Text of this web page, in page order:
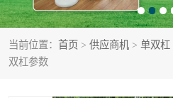
当前位置： 首页 > 供应商机 > 单双杠
双杠参数
300米障碍器材
塑胶跑道